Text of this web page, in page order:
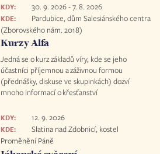
KDY: 30. 9. 2026-7. 8. 2026
KDE:
Pardubice, dům Salesiánského centra
(Zborovského nám. 2018)
Kurzy Alfa
Jedná se o kurz základů víry, kde se jeho
účastníci příjemnou a záživnou formou
(přednášky, diskuse ve skupinkách) dozví
mnoho informací o křesťanství
KDY: 12. 9. 2026
KDE:
Slatina nad Zdobnicí, kostel
Proměnění Páně